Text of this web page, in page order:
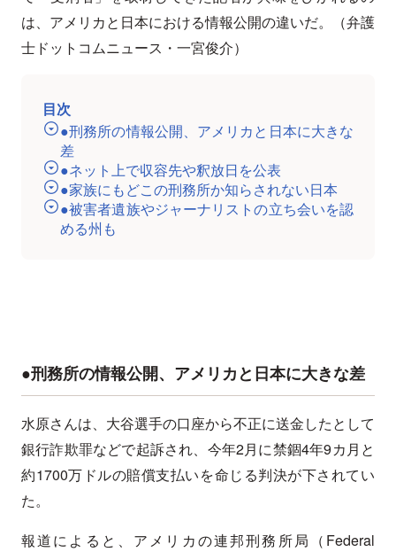
は、アメリカと日本における情報公開の違いだ。（弁護
士ドットコムニュース・一宮俊介）
目次
●刑務所の情報公開、アメリカと日本に大きな
差
●ネット上で収容先や釈放日を公表
●家族にもどこの刑務所か知らされない日本
●被害者遺族やジャーナリストの立ち会いを認
める州も
●刑務所の情報公開、アメリカと日本に大きな差
水原さんは、大谷選手の口座から不正に送金したとして
銀行詐欺罪などで起訴され、今年2月に禁錮4年9カ月と
約1700万ドルの賠償支払いを命じる判決が下されてい
た。
報道によると、アメリカの連邦刑務所局（Federal